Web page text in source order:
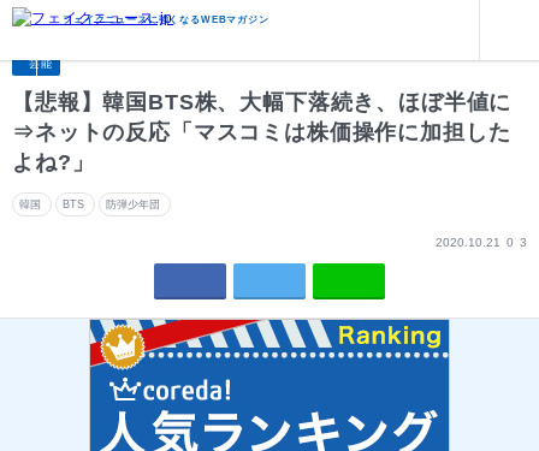
フェイクニュースに強くなるWEBマガジン
芸能 【悲報】韓国BTS株、大幅下落続き、ほぼ半値に⇒ネットの反応「マスコミは株価操作に加担したよね?」
芸能
【悲報】韓国BTS株、大幅下落続き、ほぼ半値に
⇒ネットの反応「マスコミは株価操作に加担した
よね?」
韓国 BTS 防弾少年団
2020.10.21 0 3